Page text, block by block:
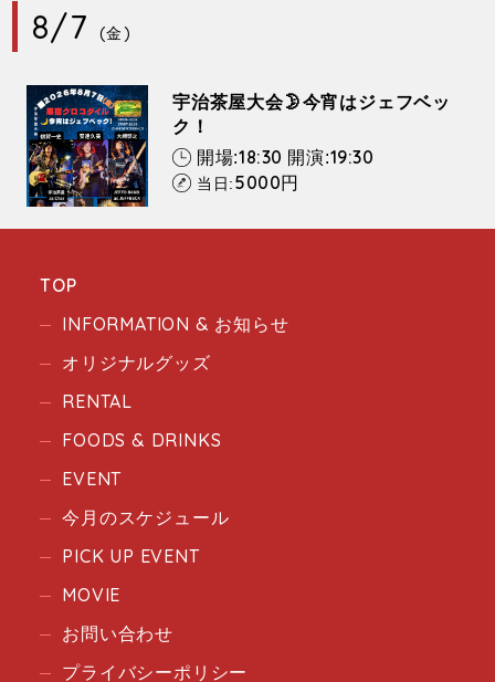
8/7 (金)
宇治茶屋大会🌛今宵はジェフベッ
ク！
開場:18:30 開演:19:30
当日:5000円
TOP
INFORMATION & お知らせ
オリジナルグッズ
RENTAL
FOODS & DRINKS
EVENT
今月のスケジュール
PICK UP EVENT
MOVIE
お問い合わせ
プライバシーポリシー